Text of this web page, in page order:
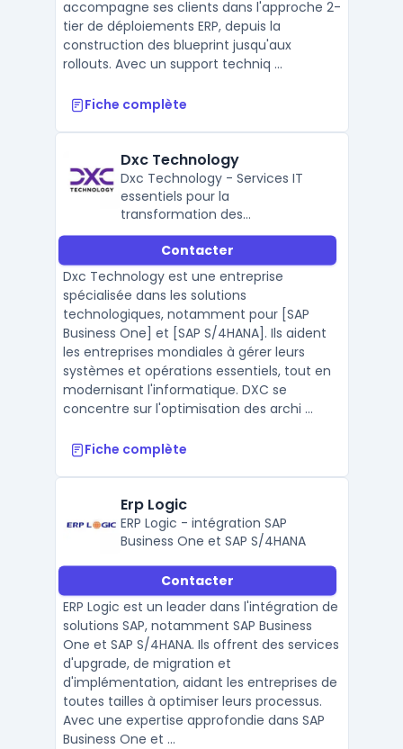
accompagne ses clients dans l'approche 2-
tier de déploiements ERP, depuis la
construction des blueprint jusqu'aux
rollouts. Avec un support techniq ...
Fiche complète
Dxc Technology
Dxc Technology - Services IT
essentiels pour la
transformation des
organisations
Contacter
Dxc Technology est une entreprise
spécialisée dans les solutions
technologiques, notamment pour [SAP
Business One] et [SAP S/4HANA]. Ils aident
les entreprises mondiales à gérer leurs
systèmes et opérations essentiels, tout en
modernisant l'informatique. DXC se
concentre sur l'optimisation des archi ...
Fiche complète
Erp Logic
ERP Logic - intégration SAP
Business One et SAP S/4HANA
Contacter
ERP Logic est un leader dans l'intégration de
solutions SAP, notamment SAP Business
One et SAP S/4HANA. Ils offrent des services
d'upgrade, de migration et
d'implémentation, aidant les entreprises de
toutes tailles à optimiser leurs processus.
Avec une expertise approfondie dans SAP
Business One et ...